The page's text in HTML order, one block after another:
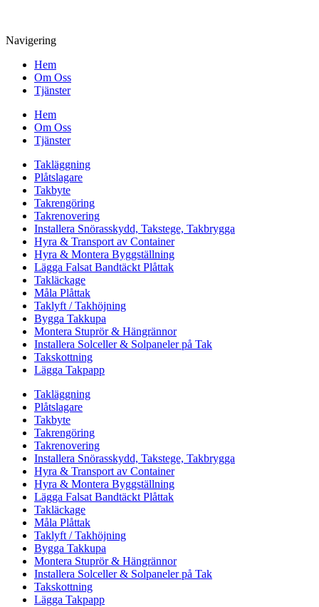
Navigering
Hem
Om Oss
Tjänster
Hem
Om Oss
Tjänster
Takläggning
Plåtslagare
Takbyte
Takrengöring
Takrenovering
Installera Snörasskydd, Takstege, Takbrygga
Hyra & Transport av Container
Hyra & Montera Byggställning
Lägga Falsat Bandtäckt Plåttak
Takläckage
Måla Plåttak
Taklyft / Takhöjning
Bygga Takkupa
Montera Stuprör & Hängrännor
Installera Solceller & Solpaneler på Tak
Takskottning
Lägga Takpapp
Takläggning
Plåtslagare
Takbyte
Takrengöring
Takrenovering
Installera Snörasskydd, Takstege, Takbrygga
Hyra & Transport av Container
Hyra & Montera Byggställning
Lägga Falsat Bandtäckt Plåttak
Takläckage
Måla Plåttak
Taklyft / Takhöjning
Bygga Takkupa
Montera Stuprör & Hängrännor
Installera Solceller & Solpaneler på Tak
Takskottning
Lägga Takpapp